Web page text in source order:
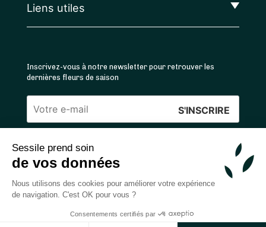
Sessile prend soin
de vos données
Nous utilisons des cookies pour améliorer votre expérience
de navigation. C'est OK pour vous ?
Consentements certifiés par
Ajouter au panier
Liens utiles
Inscrivez-vous à notre newsletter pour retrouver les
dernières fleurs de saison
Veuillez
ce
champ
4.4 /5 ⭐ | 120 000+ bouquets livrés |
Achats 100% sécurisés
2026 — © Sessile SAS